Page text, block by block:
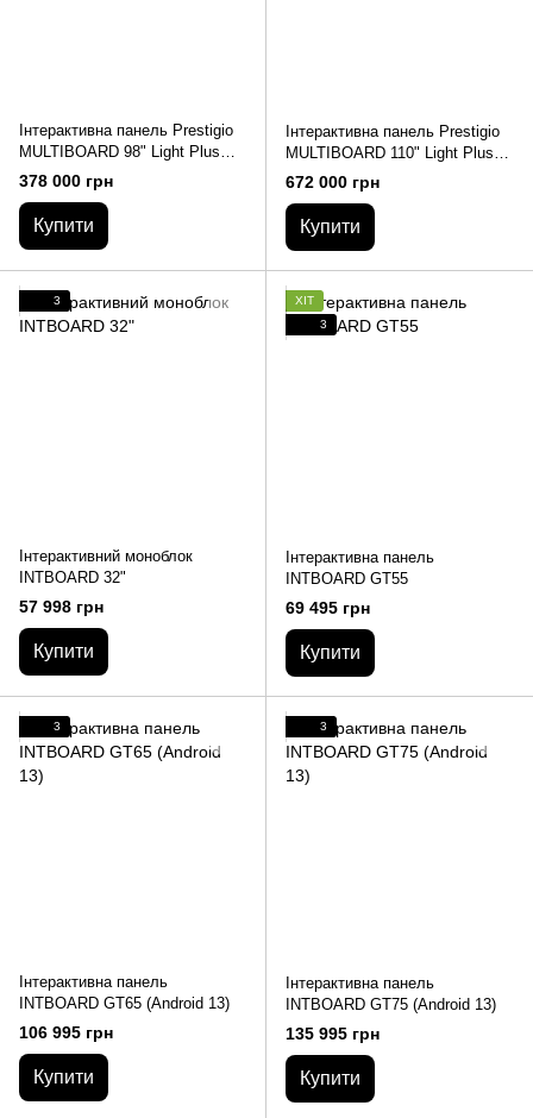
Інтерактивна панель Prestigio
MULTIBOARD 98" Light Plus
(OS Android)
378 000 грн
Купити
Інтерактивна панель Prestigio
MULTIBOARD 110" Light Plus
(OS Android)
672 000 грн
Купити
3
Інтерактивний моноблок
INTBOARD 32"
57 998 грн
Купити
ХІТ
3
Інтерактивна панель
INTBOARD GT55
69 495 грн
Купити
3
Інтерактивна панель
INTBOARD GT65 (Android 13)
106 995 грн
Купити
3
Інтерактивна панель
INTBOARD GT75 (Android 13)
135 995 грн
Купити